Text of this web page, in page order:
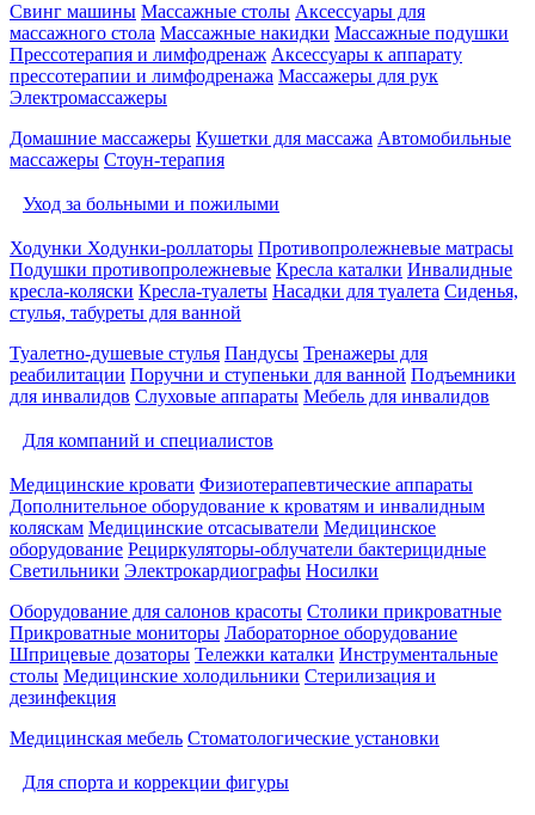
Свинг машины Массажные столы Аксессуары для
массажного стола Массажные накидки Массажные подушки
Прессотерапия и лимфодренаж Аксессуары к аппарату
прессотерапии и лимфодренажа Массажеры для рук
Электромассажеры
Домашние массажеры Кушетки для массажа Автомобильные
массажеры Стоун-терапия
Уход за больными и пожилыми
Ходунки Ходунки-роллаторы Противопролежневые матрасы
Подушки противопролежневые Кресла каталки Инвалидные
кресла-коляски Кресла-туалеты Насадки для туалета Сиденья,
стулья, табуреты для ванной
Туалетно-душевые стулья Пандусы Тренажеры для
реабилитации Поручни и ступеньки для ванной Подъемники
для инвалидов Слуховые аппараты Мебель для инвалидов
Для компаний и специалистов
Медицинские кровати Физиотерапевтические аппараты
Дополнительное оборудование к кроватям и инвалидным
коляскам Медицинские отсасыватели Медицинское
оборудование Рециркуляторы-облучатели бактерицидные
Светильники Электрокардиографы Носилки
Оборудование для салонов красоты Столики прикроватные
Прикроватные мониторы Лабораторное оборудование
Шприцевые дозаторы Тележки каталки Инструментальные
столы Медицинские холодильники Стерилизация и
дезинфекция
Медицинская мебель Стоматологические установки
Для спорта и коррекции фигуры